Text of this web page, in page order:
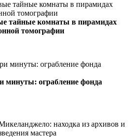
тайные комнаты в пирамидах
томографии
минуты: ограбление фонда